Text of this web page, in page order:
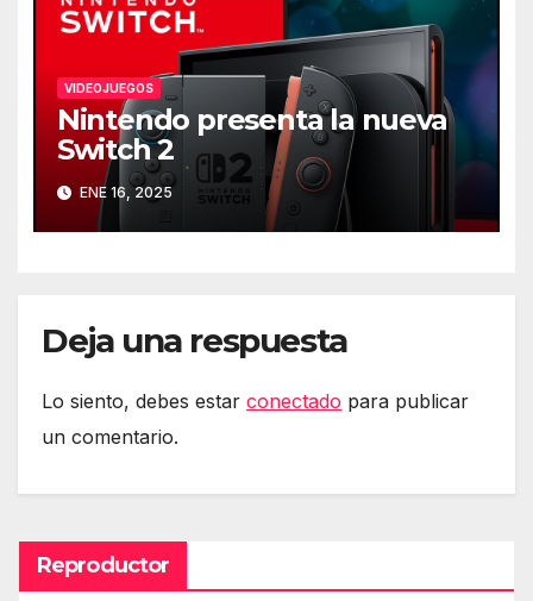
VIDEOJUEGOS
Nintendo presenta la nueva
Switch 2
ENE 16, 2025
Deja una respuesta
Lo siento, debes estar conectado para publicar
un comentario.
Reproductor